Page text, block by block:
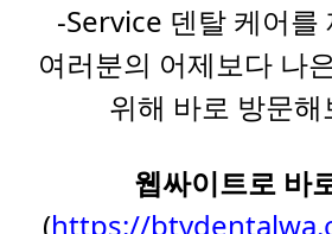
-Service 덴탈 케어를
여러분의 어제보다 나
위해 바로 방문해
웹싸이트로 바
(https://